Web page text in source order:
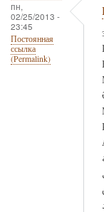
пн,
02/25/2013 -
23:45
Постоянная
ссылка
(Permalink)